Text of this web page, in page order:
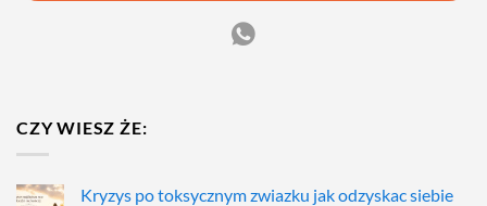
CZY WIESZ ŻE:
Kryzys po toksycznym zwiazku jak odzyskac siebie